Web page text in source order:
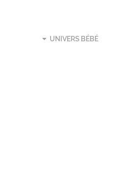
UNIVERS BÉBÉ